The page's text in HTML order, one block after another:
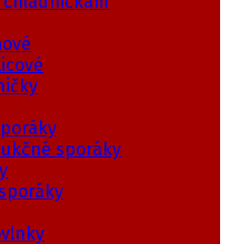
sporáky